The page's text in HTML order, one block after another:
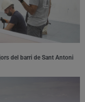
del barri de Sant Antoni